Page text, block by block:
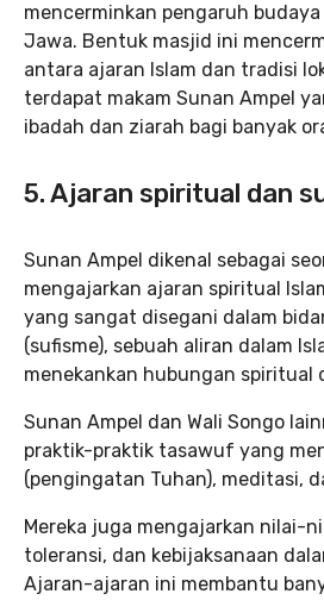
mencerminkan pengaruh
Jawa. Bentuk masjid ini
antara ajaran Islam dan tradisi
terdapat makam Sunan Ampel
ibadah dan ziarah bagi banyak
5.Ajaran spiritual dan
Sunan Ampel dikenal sebagai
mengajarkan ajaran spiritual
yang sangat disegani dalam
(sufisme), sebuah aliran dalam
menekankan hubungan spiritual
Sunan Ampel dan Wali Songo
praktik-praktik tasawuf yang
(pengingatan Tuhan), meditasi,
Mereka juga mengajarkan nilai-
toleransi, dan kebijaksanaan
Ajaran-ajaran ini membantu